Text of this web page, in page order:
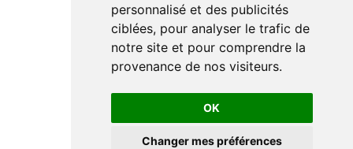
personnalisé et des publicités
ciblées, pour analyser le trafic de
notre site et pour comprendre la
provenance de nos visiteurs.
OK
Changer mes préférences